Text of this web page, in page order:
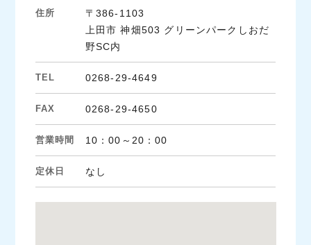
住所
〒386-1103
上田市 神畑503 グリーンパークしおだ
野SC内
TEL 0268-29-4649
FAX 0268-29-4650
営業時間 10：00～20：00
定休日 なし